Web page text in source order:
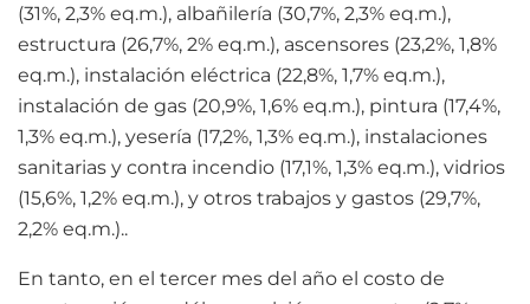
(31%, 2,3% eq.m.), albañilería (30,7%, 2,3% eq.m.),
estructura (26,7%, 2% eq.m.), ascensores (23,2%, 1,8%
eq.m.), instalación eléctrica (22,8%, 1,7% eq.m.),
instalación de gas (20,9%, 1,6% eq.m.), pintura (17,4%,
1,3% eq.m.), yesería (17,2%, 1,3% eq.m.), instalaciones
sanitarias y contra incendio (17,1%, 1,3% eq.m.), vidrios
(15,6%, 1,2% eq.m.), y otros trabajos y gastos (29,7%,
2,2% eq.m.)..
En tanto, en el tercer mes del año el costo de